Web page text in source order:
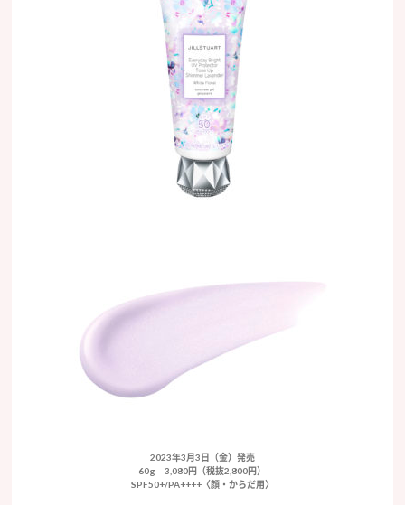
2023年3月3日（金）発売
60g 3,080円（税抜2,800円）
SPF50+/PA++++〈顔・からだ用〉